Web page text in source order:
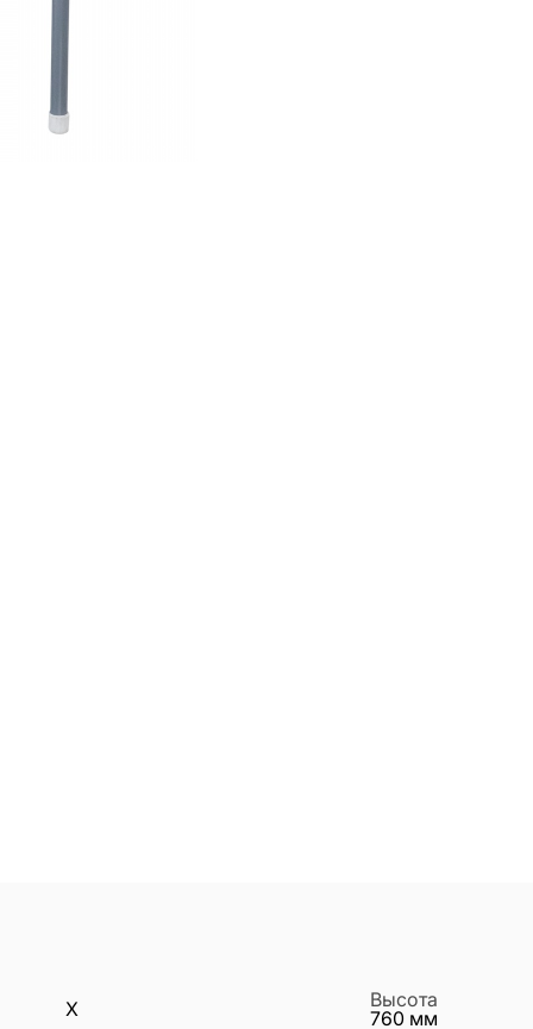
X
Высота
760 мм